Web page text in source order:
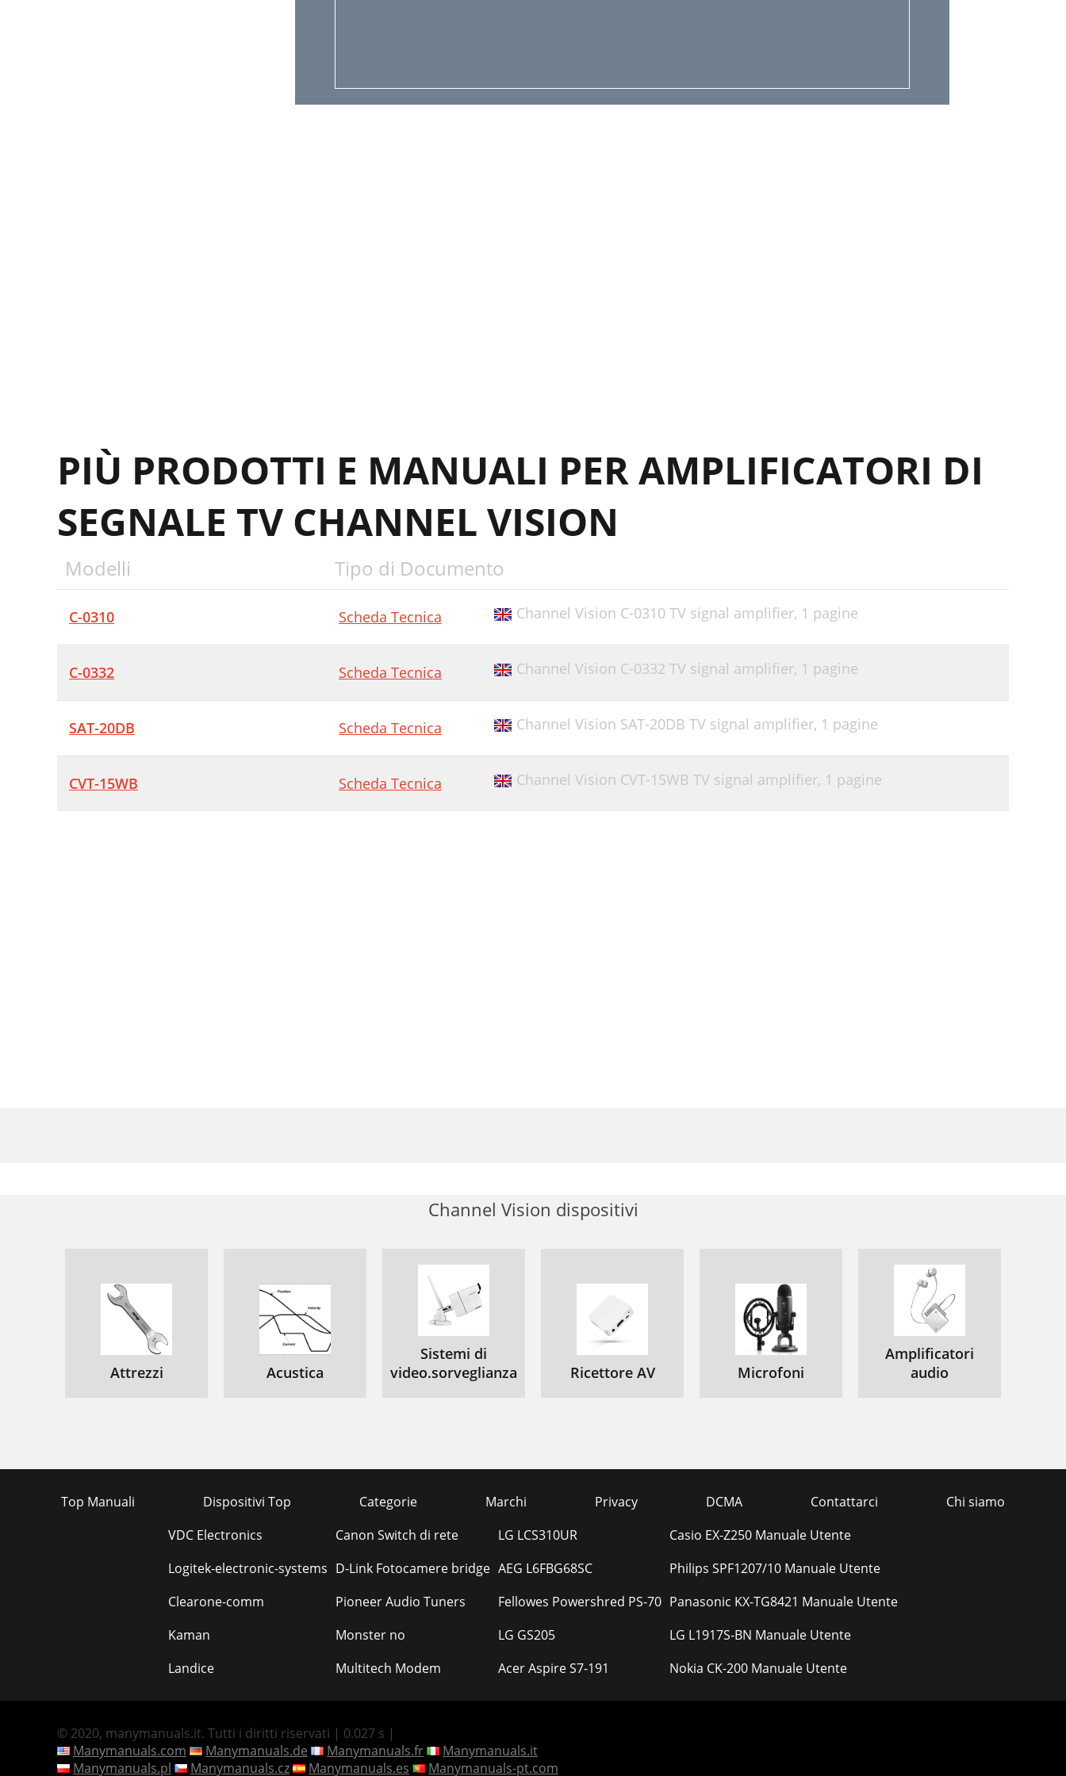
PIÙ PRODOTTI E MANUALI PER AMPLIFICATORI DI
SEGNALE TV CHANNEL VISION
Modelli Tipo di Documento
C-0310 Scheda Tecnica Channel Vision C-0310 TV signal amplifier, 1 pagine
C-0332 Scheda Tecnica Channel Vision C-0332 TV signal amplifier, 1 pagine
SAT-20DB Scheda Tecnica Channel Vision SAT-20DB TV signal amplifier, 1 pagine
CVT-15WB Scheda Tecnica Channel Vision CVT-15WB TV signal amplifier, 1 pagine
Channel Vision dispositivi
Attrezzi Acustica
Sistemi di
video.sorveglianza
Ricettore AV Microfoni
Amplificatori
audio
Top Manuali Dispositivi Top Categorie Marchi Privacy DCMA Contattarci
Chi siamo
VDC Electronics
Logitek-electronic-systems
Clearone-comm
Kaman
Landice
Canon Switch di rete
D-Link Fotocamere bridge
Pioneer Audio Tuners
Monster no
Multitech Modem
LG LCS310UR
AEG L6FBG68SC
Fellowes Powershred PS-70
LG GS205
Acer Aspire S7-191
Casio EX-Z250 Manuale Utente
Philips SPF1207/10 Manuale Utente
Panasonic KX-TG8421 Manuale Utente
LG L1917S-BN Manuale Utente
Nokia CK-200 Manuale Utente
© 2020, manymanuals.it. Tutti i diritti riservati | 0.027 s |
Manymanuals.com
Manymanuals.de Manymanuals.fr
Manymanuals.it
Manymanuals.pl
Manymanuals.cz Manymanuals.es Manymanuals-pt.com